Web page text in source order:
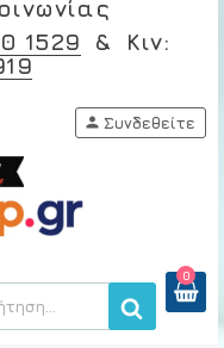
1529 & Κιν:
0
person Συνδεθείτε